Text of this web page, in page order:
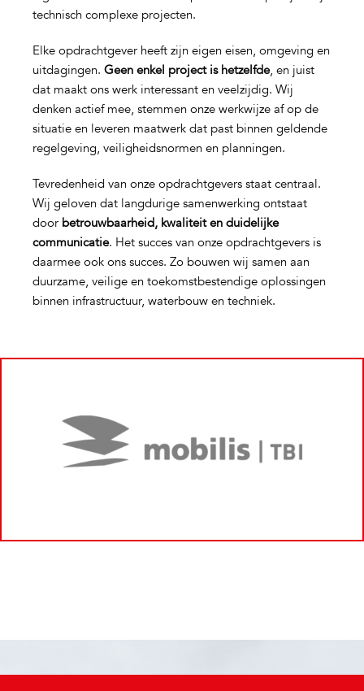
technisch complexe projecten.
Elke opdrachtgever heeft zijn eigen eisen, omgeving en
uitdagingen. Geen enkel project is hetzelfde, en juist
dat maakt ons werk interessant en veelzijdig. Wij
denken actief mee, stemmen onze werkwijze af op de
situatie en leveren maatwerk dat past binnen geldende
regelgeving, veiligheidsnormen en planningen.
Tevredenheid van onze opdrachtgevers staat centraal.
Wij geloven dat langdurige samenwerking ontstaat
door betrouwbaarheid, kwaliteit en duidelijke
communicatie. Het succes van onze opdrachtgevers is
daarmee ook ons succes. Zo bouwen wij samen aan
duurzame, veilige en toekomstbestendige oplossingen
binnen infrastructuur, waterbouw en techniek.